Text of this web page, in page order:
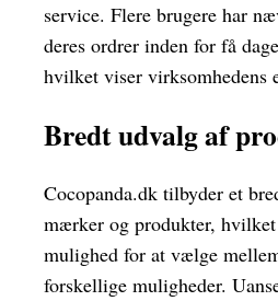
service. Flere brugere har
deres ordrer inden for få
hvilket viser virksomhedens
Bredt udvalg af
Cocopanda.dk tilbyder et
mærker og produkter,
mulighed for at vælge
forskellige muligheder.